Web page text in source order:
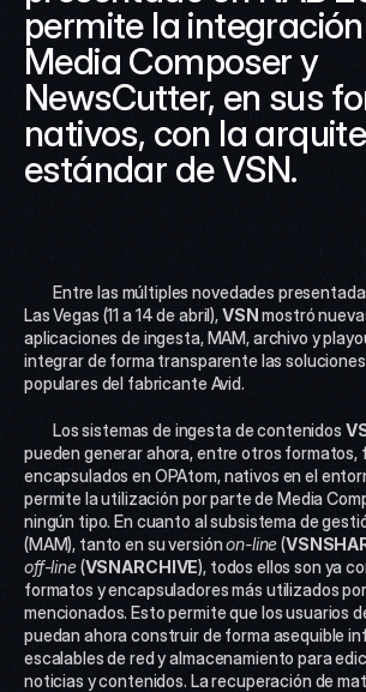
permite la
Media Composer y
NewsCutter, en sus
nativos, con la
estándar de VSN.
Las Vegas (11 a 14 de abril), VSN mostró
aplicaciones de ingesta, MAM, archivo y
integrar de forma transparente las
populares del fabricante Avid.
Los sistemas de ingesta de contenidos
pueden generar ahora, entre otros formatos,
encapsulados en OPAtom, nativos en el
permite la utilización por parte de Media
ningún tipo. En cuanto al subsistema de
(MAM), tanto en su versión on-line (
off-line (VSNARCHIVE), todos ellos son ya
formatos y encapsuladores más utilizados
mencionados. Esto permite que los usuarios
puedan ahora construir de forma asequible
escalables de red y almacenamiento para
noticias y contenidos. La recuperación de